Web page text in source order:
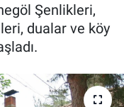
Şenlikleri,
dualar ve köy